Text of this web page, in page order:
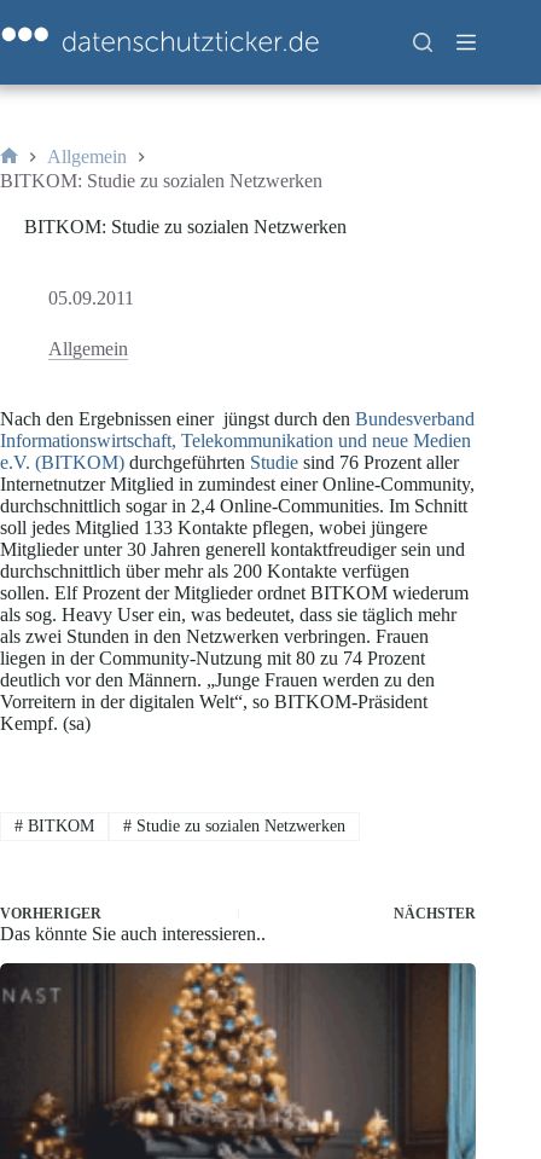
Inhalt
springen
Start
Allgemein
BITKOM: Studie zu sozialen Netzwerken
BITKOM: Studie zu sozialen Netzwerken
05.09.2011
Allgemein
Nach den Ergebnissen einer jüngst durch den Bundesverband
Informationswirtschaft, Telekommunikation und neue Medien
e.V. (BITKOM) durchgeführten Studie sind 76 Prozent aller
Internetnutzer Mitglied in zumindest einer Online-Community,
durchschnittlich sogar in 2,4 Online-Communities. Im Schnitt
soll jedes Mitglied 133 Kontakte pflegen, wobei jüngere
Mitglieder unter 30 Jahren generell kontaktfreudiger sein und
durchschnittlich über mehr als 200 Kontakte verfügen
sollen. Elf Prozent der Mitglieder ordnet BITKOM wiederum
als sog. Heavy User ein, was bedeutet, dass sie täglich mehr
als zwei Stunden in den Netzwerken verbringen. Frauen
liegen in der Community-Nutzung mit 80 zu 74 Prozent
deutlich vor den Männern. „Junge Frauen werden zu den
Vorreitern in der digitalen Welt“, so BITKOM-Präsident
Kempf. (sa)
#BITKOM #Studie zu sozialen Netzwerken
VORHERIGER NÄCHSTER
Das könnte Sie auch interessieren..